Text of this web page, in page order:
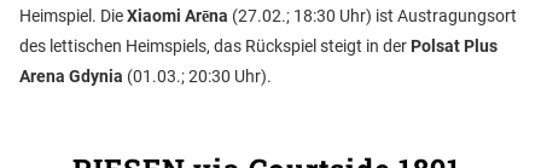
Heimspiel. DieXiaomi Arēna (27.02.; 18:30 Uhr) ist Austragungsort
des lettischen Heimspiels, das Rückspiel steigt in der Polsat Plus
Arena Gdynia (01.03.; 20:30 Uhr).